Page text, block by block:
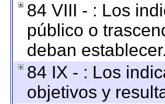
84 VIII - : Los
público o
deban establecer.
84 IX - : Los
objetivos y